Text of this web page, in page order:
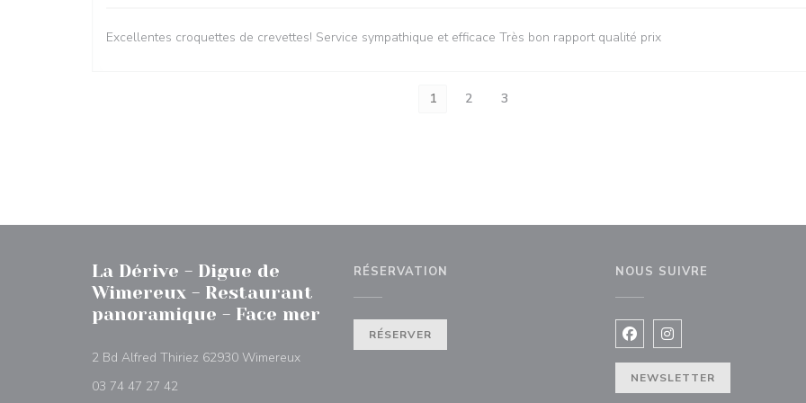
Excellentes croquettes de crevettes! Service sympathique et efficace Très bon rapport qualité prix
1 2 3
La Dérive - Digue de
Wimereux - Restaurant
panoramique - Face mer
2 Bd Alfred Thiriez 62930 Wimereux((ouvre une nouvelle fenêtre))
03 74 47 27 42
RÉSERVATION
RÉSERVER
NOUS SUIVRE
Facebook ((ouvre une
Instagram ((ouvre une
NEWSLETTER